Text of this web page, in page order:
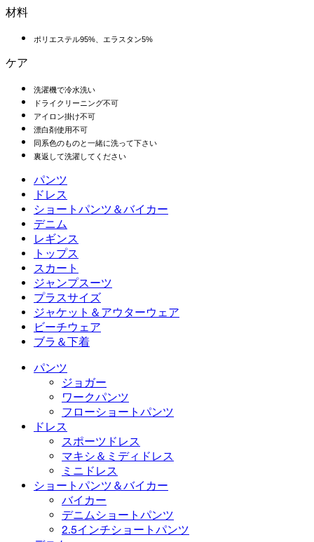
材料
ポリエステル95%、エラスタン5%
ケア
洗濯機で冷水洗い
ドライクリーニング不可
アイロン掛け不可
漂白剤使用不可
同系色のものと一緒に洗って下さい
裏返して洗濯してください
パンツ
パンツ
ジョガー
ワークパンツ
フローショートパンツ
ドレス
ドレス
スポーツドレス
マキシ＆ミディドレス
ミニドレス
ショートパンツ＆バイカー
ショートパンツ＆バイカー
バイカー
デニムショートパンツ
2.5インチショートパンツ
デニム
デニム
デニムレギンス
ワイドレッグジーンズ
デニムショートパンツ
デニムスカート
レギンス
レギンス
デニムレギンス
ヒップアップレギンス
ヨガレギンス
トップス
トップス
スポーツブラ
Tシャツ
スカート
スカート
アクティブスカート
ミニスカート
マキシ＆ミディスカート
ジャンプスーツ
ジャンプスーツ
オーバーオール
ロンパース
プラスサイズ
プラスサイズ
プラスサイズボトムス
プラスサイズトップス
プラスサイズドレス
ジャケット＆アウターウェア
ジャケット＆アウターウェア
ジャケット＆アウターウェア
アウターウェア
ビーチウェア
ビーチウェア
水着トップス
水着ボトムス
水着セット
ブラ＆下着
ブラ＆下着
ブラ
下着
パンツ
ジョガー
ワークパンツ
フローショートパンツ
ドレス
スポーツドレス
マキシ＆ミディドレス
ミニドレス
ショートパンツ＆バイカー
バイカー
デニムショートパンツ
2.5インチショートパンツ